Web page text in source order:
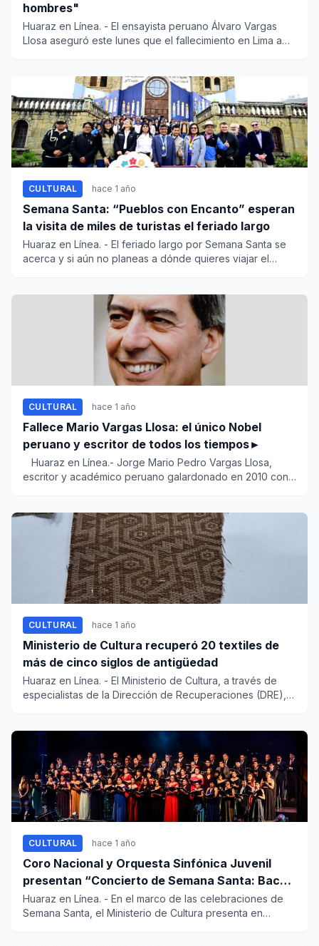
hombres"
Huaraz en Línea. - El ensayista peruano Álvaro Vargas
Llosa aseguró este lunes que el fallecimiento en Lima a
CULTURAL hace 1 año
Semana Santa: “Pueblos con Encanto” esperan
la visita de miles de turistas el feriado largo
Huaraz en Línea. - El feriado largo por Semana Santa se
acerca y si aún no planeas a dónde quieres viajar el
CULTURAL hace 1 año
Fallece Mario Vargas Llosa: el único Nobel
peruano y escritor de todos los tiempos►
Huaraz en Línea.- Jorge Mario Pedro Vargas Llosa,
escritor y académico peruano galardonado en 2010 con
CULTURAL hace 1 año
Ministerio de Cultura recuperó 20 textiles de
más de cinco siglos de antigüedad
Huaraz en Línea. - El Ministerio de Cultura, a través de
especialistas de la Dirección de Recuperaciones (DRE),
CULTURAL hace 1 año
Coro Nacional y Orquesta Sinfónica Juvenil
presentan “Concierto de Semana Santa: Bach
& Haydn”
Huaraz en Línea. - En el marco de las celebraciones de
Semana Santa, el Ministerio de Cultura presenta en